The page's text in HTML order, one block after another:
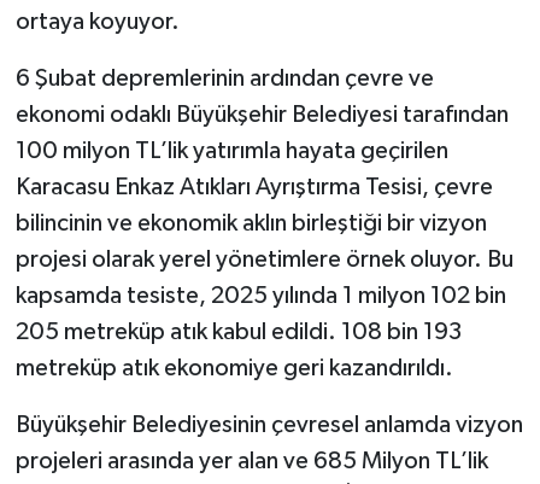
ortaya koyuyor.
6 Şubat depremlerinin ardından çevre ve
ekonomi odaklı Büyükşehir Belediyesi tarafından
100 milyon TL’lik yatırımla hayata geçirilen
Karacasu Enkaz Atıkları Ayrıştırma Tesisi, çevre
bilincinin ve ekonomik aklın birleştiği bir vizyon
projesi olarak yerel yönetimlere örnek oluyor. Bu
kapsamda tesiste, 2025 yılında 1 milyon 102 bin
205 metreküp atık kabul edildi. 108 bin 193
metreküp atık ekonomiye geri kazandırıldı.
Büyükşehir Belediyesinin çevresel anlamda vizyon
projeleri arasında yer alan ve 685 Milyon TL’lik